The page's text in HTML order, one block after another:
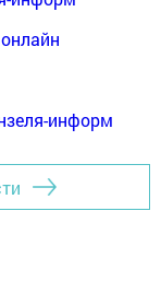
информ